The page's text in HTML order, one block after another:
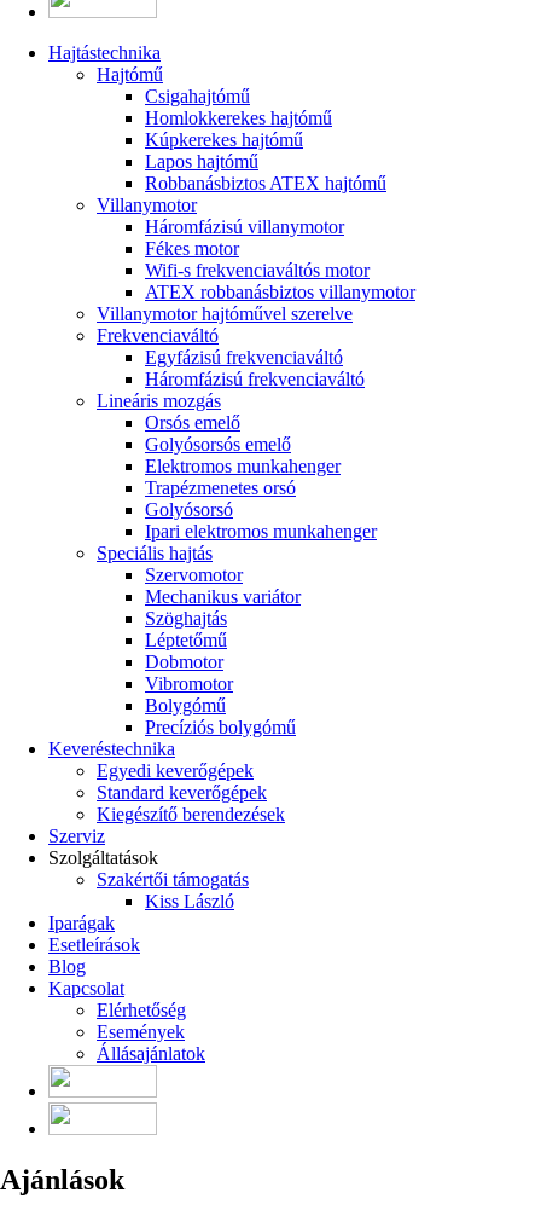
Hajtástechnika
Hajtómű
Csigahajtómű
Homlokkerekes hajtómű
Kúpkerekes hajtómű
Lapos hajtómű
Robbanásbiztos ATEX hajtómű
Villanymotor
Háromfázisú villanymotor
Fékes motor
Wifi-s frekvenciaváltós motor
ATEX robbanásbiztos villanymotor
Villanymotor hajtóművel szerelve
Frekvenciaváltó
Egyfázisú frekvenciaváltó
Háromfázisú frekvenciaváltó
Lineáris mozgás
Orsós emelő
Golyósorsós emelő
Elektromos munkahenger
Trapézmenetes orsó
Golyósorsó
Ipari elektromos munkahenger
Speciális hajtás
Szervomotor
Mechanikus variátor
Szöghajtás
Léptetőmű
Dobmotor
Vibromotor
Bolygómű
Precíziós bolygómű
Keveréstechnika
Egyedi keverőgépek
Standard keverőgépek
Kiegészítő berendezések
Szerviz
Szolgáltatások
Szakértői támogatás
Kiss László
Iparágak
Esetleírások
Blog
Kapcsolat
Elérhetőség
Események
Állásajánlatok
Ajánlások